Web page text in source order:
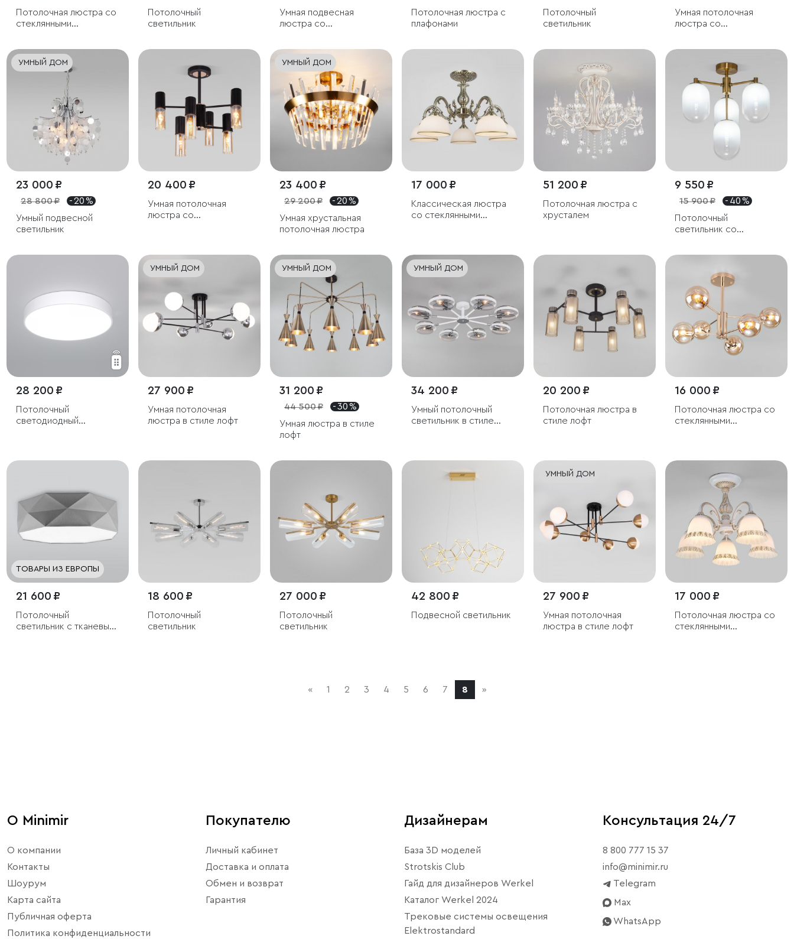
Потолочная люстра со
стеклянными
Потолочный
светильник
Умная подвесная
люстра со
Потолочная люстра с
плафонами
Потолочный
светильник
Умная потолочная
люстра со
УМНЫЙ ДОМ
23 000 ₽
28 800 ₽
- 20 %
Умный подвесной
светильник
20 400 ₽
Умная потолочная
люстра со
УМНЫЙ ДОМ
23 400 ₽
29 200 ₽
- 20 %
Умная хрустальная
потолочная люстра
17 000 ₽
Классическая люстра
со стеклянными
51 200 ₽
Потолочная люстра с
хрусталем
9 550 ₽
15 900 ₽
- 40 %
Потолочный
светильник со
28 200 ₽
Потолочный
светодиодный
УМНЫЙ ДОМ
27 900 ₽
Умная потолочная
люстра в стиле лофт
УМНЫЙ ДОМ
31 200 ₽
44 500 ₽
- 30 %
Умная люстра в стиле
лофт
УМНЫЙ ДОМ
34 200 ₽
Умный потолочный
светильник в стиле
20 200 ₽
Потолочная люстра в
стиле лофт
16 000 ₽
Потолочная люстра со
стеклянными
ТОВАРЫ ИЗ ЕВРОПЫ
21 600 ₽
Потолочный
светильник с тканевым
18 600 ₽
Потолочный
светильник
27 000 ₽
Потолочный
светильник
42 800 ₽
Подвесной светильник
УМНЫЙ ДОМ
27 900 ₽
Умная потолочная
люстра в стиле лофт
17 000 ₽
Потолочная люстра со
стеклянными
« 1 2 3 4 5 6 7 8 »
О Minimir
О компании
Контакты
Шоурум
Карта сайта
Публичная оферта
Политика конфиденциальности
Покупателю
Личный кабинет
Доставка и оплата
Обмен и возврат
Гарантия
Дизайнерам
База 3D моделей
Strotskis Club
Гайд для дизайнеров Werkel
Каталог Werkel 2024
Трековые системы освещения
Elektrostandard
Консультация 24/7
8 800 777 15 37
info@minimir.ru
Telegram
Max
WhatsApp